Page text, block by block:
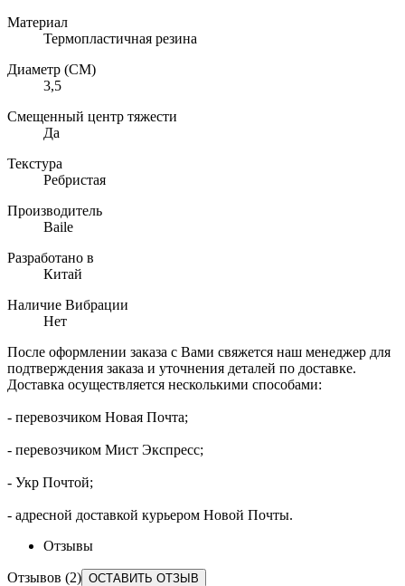
Материал
Термопластичная резина
Диаметр (СМ)
3,5
Смещенный центр тяжести
Да
Текстура
Ребристая
Производитель
Baile
Разработано в
Китай
Наличие Вибрации
Нет
После оформлении заказа с Вами свяжется наш менеджер для
подтверждения заказа и уточнения деталей по доставке.
Доставка осуществляется несколькими способами:
- перевозчиком Новая Почта;
- перевозчиком Мист Экспресс;
- Укр Почтой;
- адресной доставкой курьером Новой Почты.
Отзывы
Отзывов (2) ОСТАВИТЬ ОТЗЫВ